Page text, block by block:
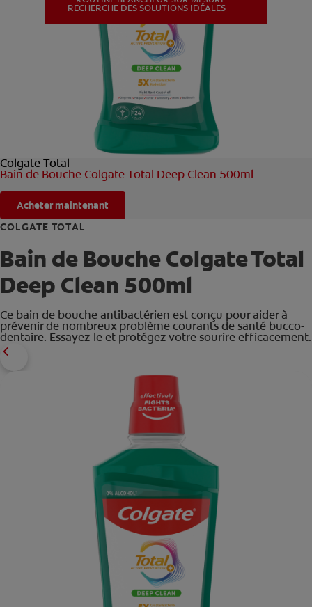
ROUTINE BLANCHEUR SUR MESURE
RECHERCHE DES SOLUTIONS IDÉALES
POUR LES PROFESSIONNELS
RECHERCHE DES SOLUTIONS IDÉALES
Colgate Total
Bain de Bouche Colgate Total Deep Clean 500ml
Acheter maintenant
COLGATE TOTAL
Bain de Bouche Colgate Total
Deep Clean 500ml
Ce bain de bouche antibactérien est conçu pour aider à
prévenir de nombreux problème courants de santé bucco-
dentaire. Essayez-le et protégez votre sourire efficacement.